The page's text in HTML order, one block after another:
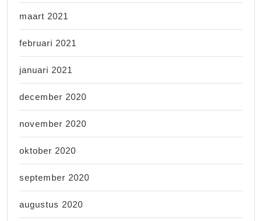
maart 2021
februari 2021
januari 2021
december 2020
november 2020
oktober 2020
september 2020
augustus 2020